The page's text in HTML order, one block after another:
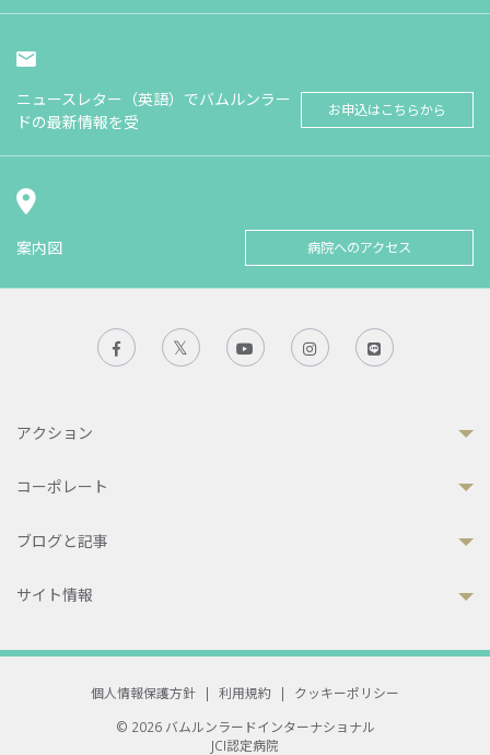
ニュースレター（英語）でバムルンラー
ドの最新情報を受
お申込はこちらから
案内図 病院へのアクセス
アクション
コーポレート
ブログと記事
サイト情報
個人情報保護方針 | 利用規約 |
クッキーポリシー
© 2026 バムルンラードインターナショナル
JCI認定病院